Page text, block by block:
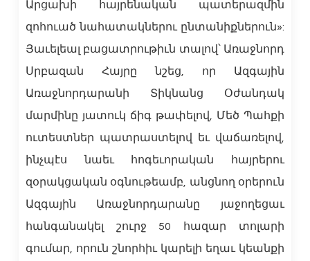
Արցախի հայրենական պատերազմին
զոհուած նահատակներու ընտանիքներուն»:
Յաւելեալ բացատրութիւն տալով՝ Առաջնորդ
Սրբազան Հայրը նշեց, որ Ազգային
Առաջնորդարանի Տիկնանց Օժանդակ
մարմինը յատուկ ճիգ թափելով, Մեծ Պահքի
ուտեստներ պատրաստելով եւ վաճառելով,
ինչպէս նաեւ հոգեւորական հայրերու
զօրակցական օգնութեամբ, անցնող օրերուն
Ազգային Առաջնորդարանը յաջողեցաւ
հանգանակել շուրջ 50 հազար տոլարի
գումար, որուն շնորհիւ կարելի եղաւ կեանքի